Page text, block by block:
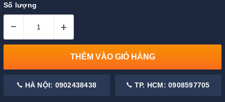
Số lượng
– +
THÊM VÀO GIỎ HÀNG
HÀ NỘI: 0902438438 TP. HCM: 0908597705